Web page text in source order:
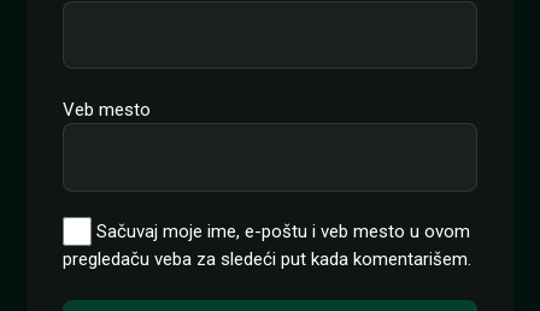
Veb mesto
Sačuvaj moje ime, e-poštu i veb mesto u ovom
pregledaču veba za sledeći put kada komentarišem.